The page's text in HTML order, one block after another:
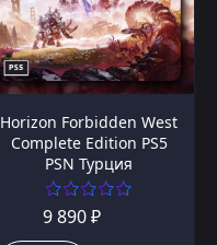
Horizon Forbidden West
Complete Edition PS5
PSN Турция
9 890 ₽